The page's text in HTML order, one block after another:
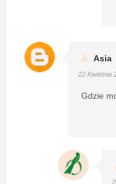
Asia
22 Kwietnia
Gdzie